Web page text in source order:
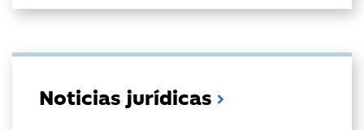
Noticias jurídicas